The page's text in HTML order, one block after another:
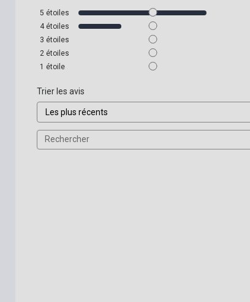
5 étoiles
4 étoiles
3 étoiles
2 étoiles
1 étoile
Trier les avis